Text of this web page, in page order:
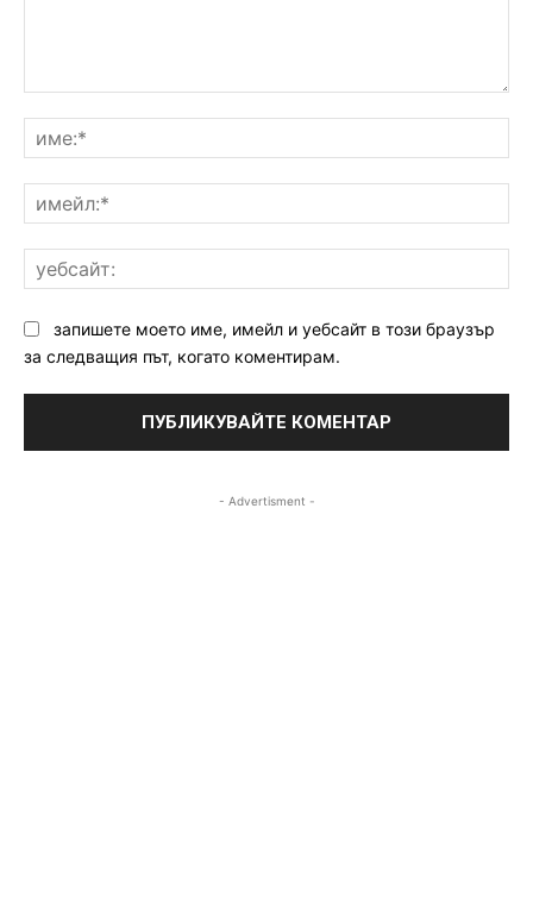
запишете моето име, имейл и уебсайт в този браузър
за следващия път, когато коментирам.
- Advertisment -